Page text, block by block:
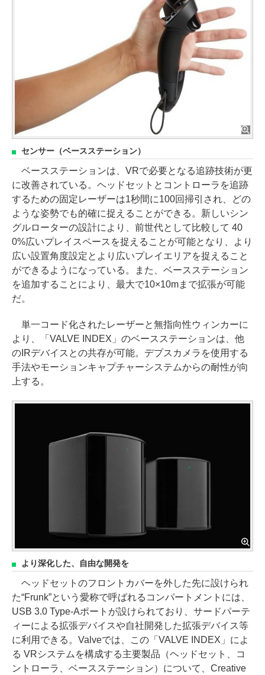
センサー（ベースステーション）
ベースステーションは、VRで必要となる追跡技術が更
に改善されている。ヘッドセットとコントローラを追跡
するための固定レーザーは1秒間に100回掃引され、どの
ような姿勢でも的確に捉えることができる。新しいシン
グルローターの設計により、前世代として比較して 40
0%広いプレイスペースを捉えることが可能となり、より
広い設置角度設定とより広いプレイエリアを捉えること
ができるようになっている。また、ベースステーション
を追加することにより、最大で10×10mまで拡張が可能
だ。
単一コード化されたレーザーと無指向性ウィンカーに
より、「VALVE INDEX」のベースステーションは、他
のIRデバイスとの共存が可能。デプスカメラを使用する
手法やモーションキャプチャーシステムからの耐性が向
上する。
より深化した、自由な開発を
ヘッドセットのフロントカバーを外した先に設けられ
た“Frunk”という愛称で呼ばれるコンパートメントには、
USB 3.0 Type-Aポートが設けられており、サードパーテ
ィーによる拡張デバイスや自社開発した拡張デバイス等
に利用できる。Valveでは、この「VALVE INDEX」によ
る VRシステムを構成する主要製品（ヘッドセット、コ
ントローラ、ベースステーション）について、Creative